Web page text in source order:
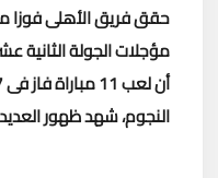
حقق فريق الأهلى فوزا
مؤجلات الجولة الثانية
أن لعب 11 مباراة فاز فى 7 لقاءات وتعادل فى مباراتين وخسر مثلهما، ويتبقى له 6 مباريات قبل انتهاء الموسم الحالى
النجوم، شهد ظهور